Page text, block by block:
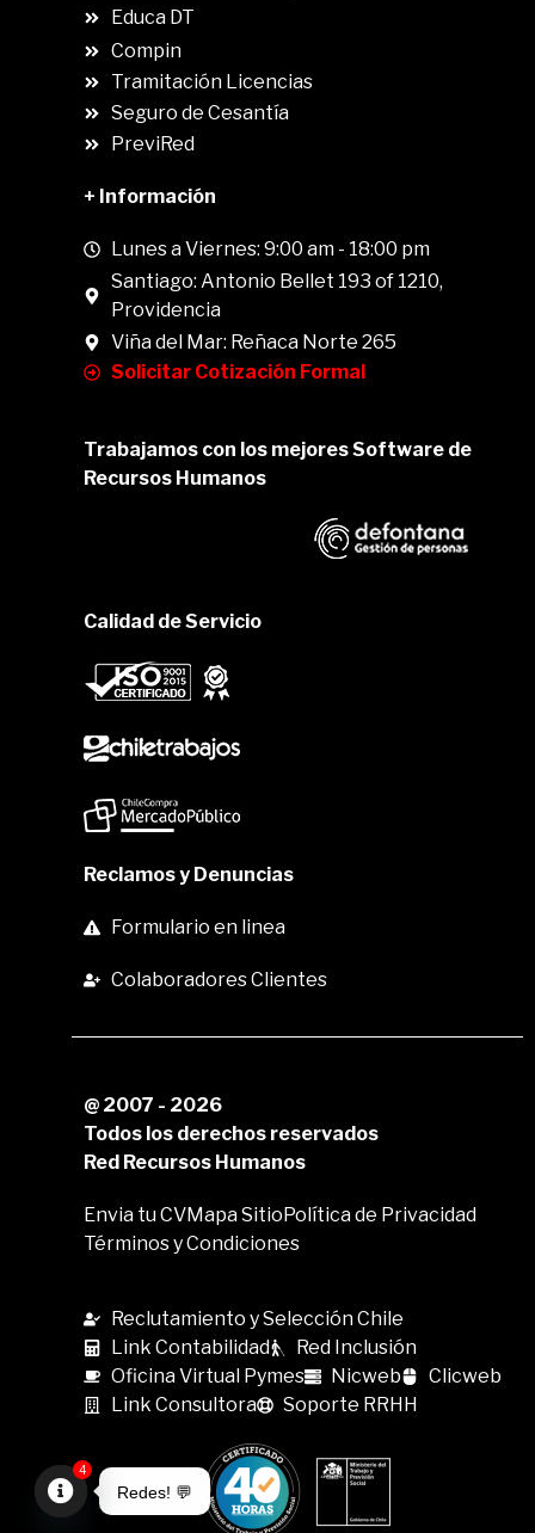
Educa DT
Compin
Tramitación Licencias
Seguro de Cesantía
PreviRed
+ Información
Lunes a Viernes: 9:00 am - 18:00 pm
Santiago: Antonio Bellet 193 of 1210,
Providencia
Viña del Mar: Reñaca Norte 265
Solicitar Cotización Formal
Trabajamos con los mejores Software de
Recursos Humanos
Calidad de Servicio
Reclamos y Denuncias
Formulario en linea
Colaboradores Clientes
@ 2007 - 2026
Todos los derechos reservados
Red Recursos Humanos
Envia tu CVMapa SitioPolítica de Privacidad
Términos y Condiciones
Reclutamiento y Selección Chile
Link Contabilidad
Red Inclusión
Oficina Virtual Pymes
Nicweb
Clicweb
Link Consultora
Soporte RRHH
Redes! 💬
4